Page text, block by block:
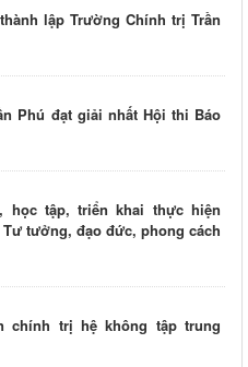
lập Trường Chính trị Trần
Phú đạt giải nhất Hội thi Báo
học tập, triển khai thực hiện
tưởng, đạo đức, phong cách
chính trị hệ không tập trung